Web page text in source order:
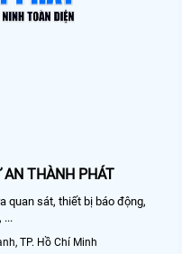
THÀNH PHÁT
quan sát, thiết bị báo động,
...
TP. Hồ Chí Minh